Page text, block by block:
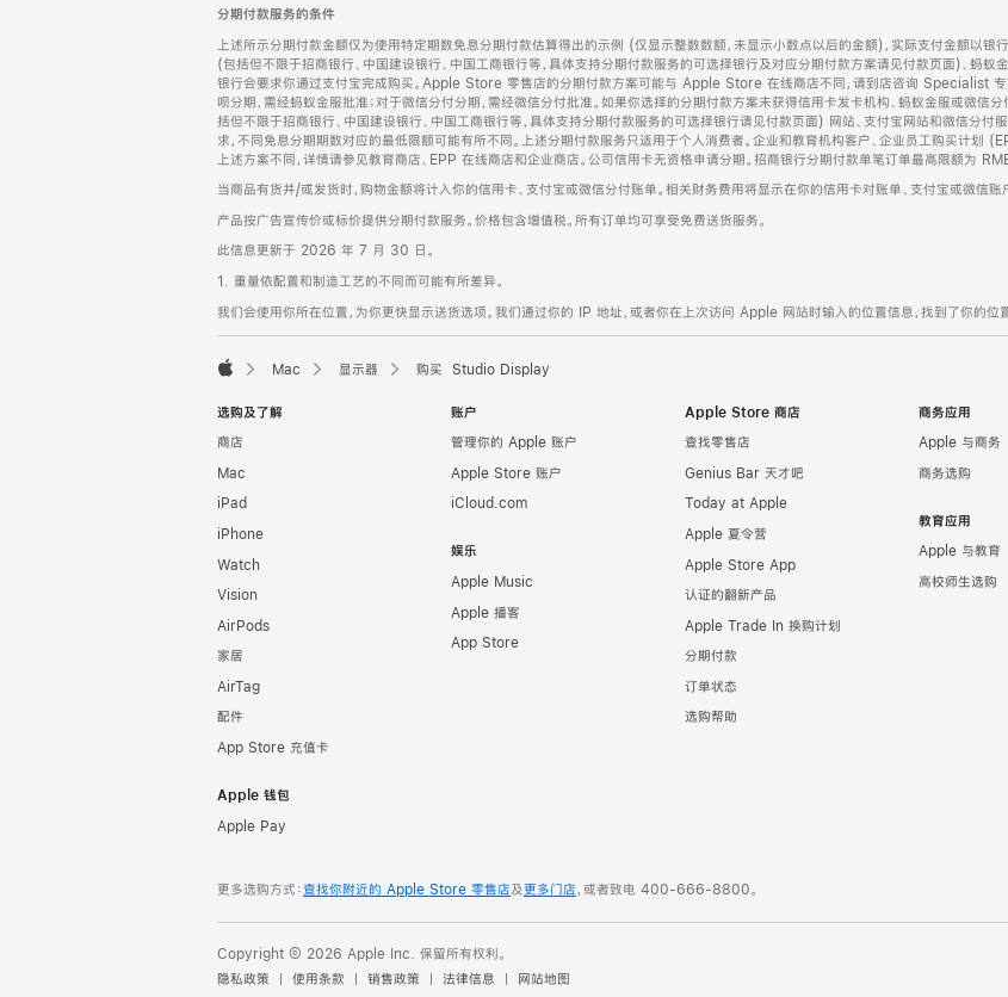
页
脚
分期付款服务的条件
上述所示分期付款金额仅为使用特定期数免息分期付款估算得出的示例 (仅显示整数数额，未显示小数点以后的金额)，实际支付金额以银
(包括但不限于招商银行、中国建设银行、中国工商银行等，具体支持分期付款服务的可选择银行及对应分期付款方案请见付款页面)、蚂
银行会要求你通过支付宝完成购买。Apple Store 零售店的分期付款方案可能与 Apple Store 在线商店不同，请到店咨询 Specialist 专
呗分期，需经蚂蚁金服批准；对于微信分付分期，需经微信分付批准。如果你选择的分期付款方案未获得信用卡发卡机构、蚂蚁金服或微
括但不限于招商银行、中国建设银行、中国工商银行等，具体支持分期付款服务的可选择银行请见付款页面) 网站、支付宝网站和微信分付
求，不同免息分期期数对应的最低限额可能有所不同。上述分期付款服务只适用于个人消费者。企业和教育机构客户、企业员工购买计
上述方案不同，详情请参见教育商店、EPP 在线商店和企业商店。公司信用卡无资格申请分期。招商银行分期付款单笔订单最高限额为
当商品有货并/或发货时，购物金额将计入你的信用卡、支付宝或微信分付账单。相关财务费用将显示在你的信用卡对账单、支付宝或微信账
产品按广告宣传价或标价提供分期付款服务。价格包含增值税。所有订单均可享受免费送货服务。
此信息更新于 2026 年 7 月 30 日。
1. 重量依配置和制造工艺的不同而可能有所差异。
我们会使用你所在位置，为你更快显示送货选项。我们通过你的 IP 地址，或者你在上次访问 Apple 网站时输入的位置信息，找到了你的位置
Mac 显示器 购买 Studio Display
选购及了解
商店
Mac
iPad
iPhone
Watch
Vision
AirPods
家居
AirTag
配件
App Store 充值卡
Apple 钱包
Apple Pay
账户
管理你的 Apple 账户
Apple Store 账户
iCloud.com
娱乐
Apple Music
Apple 播客
App Store
Apple Store 商店
查找零售店
Genius Bar 天才吧
Today at Apple
Apple 夏令营
Apple Store App
认证的翻新产品
Apple Trade In 换购计划
分期付款
订单状态
选购帮助
商务应用
Apple 与商务
商务选购
教育应用
Apple 与教育
高校师生选购
更多选购方式：查找你附近的 Apple Store 零售店及更多门店，或者致电 400-666-8800。
Copyright © 2026 Apple Inc. 保留所有权利。
隐私政策
使用条款 销售政策 法律信息 网站地图